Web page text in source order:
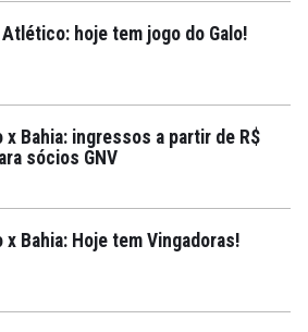
Atlético: hoje tem jogo do Galo!
Bahia: ingressos a partir de R$
sócios GNV
Bahia: Hoje tem Vingadoras!